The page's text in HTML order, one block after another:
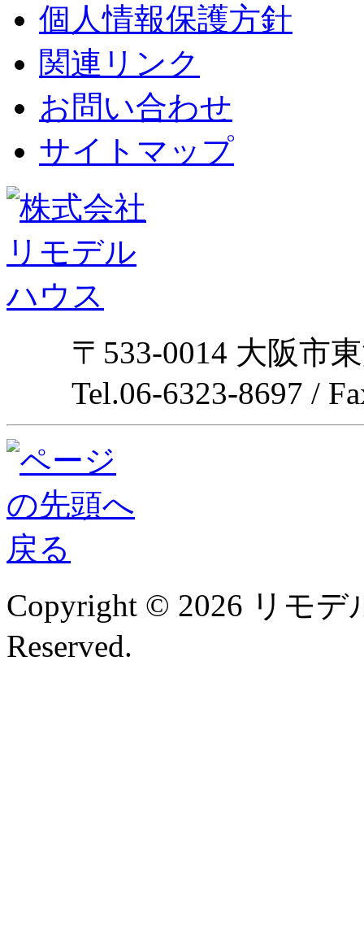
個人情報保護方針
関連リンク
お問い合わせ
サイトマップ
〒533-0014 大阪市
Tel.06-6323-8697 /
Copyright © 2026 リモデ
Reserved.